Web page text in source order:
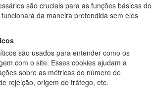
são cruciais para as funções básicas do
da maneira pretendida sem eles
são usados para entender como os
com o site. Esses cookies ajudam a
sobre as métricas do número de
rejeição, origem do tráfego, etc.